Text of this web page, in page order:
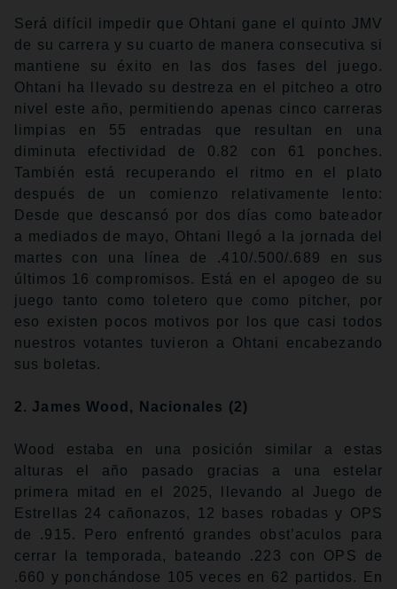
Será difícil impedir que Ohtani gane el quinto JMV
de su carrera y su cuarto de manera consecutiva si
mantiene su éxito en las dos fases del juego.
Ohtani ha llevado su destreza en el pitcheo a otro
nivel este año, permitiendo apenas cinco carreras
limpias en 55 entradas que resultan en una
diminuta efectividad de 0.82 con 61 ponches.
También está recuperando el ritmo en el plato
después de un comienzo relativamente lento:
Desde que descansó por dos días como bateador
a mediados de mayo, Ohtani llegó a la jornada del
martes con una línea de .410/.500/.689 en sus
últimos 16 compromisos. Está en el apogeo de su
juego tanto como toletero que como pitcher, por
eso existen pocos motivos por los que casi todos
nuestros votantes tuvieron a Ohtani encabezando
sus boletas.
2. James Wood, Nacionales (2)
Wood estaba en una posición similar a estas
alturas el año pasado gracias a una estelar
primera mitad en el 2025, llevando al Juego de
Estrellas 24 cañonazos, 12 bases robadas y OPS
de .915. Pero enfrentó grandes obst’aculos para
cerrar la temporada, bateando .223 con OPS de
.660 y ponchándose 105 veces en 62 partidos. En